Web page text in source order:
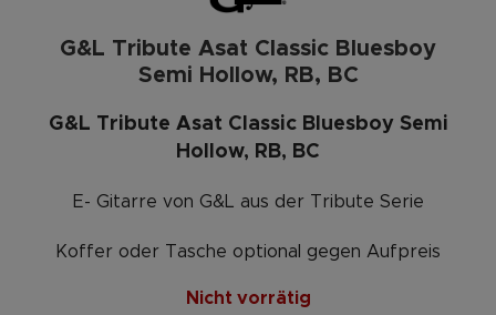
G&L Tribute Asat Classic Bluesboy
Semi Hollow, RB, BC
G&L Tribute Asat Classic Bluesboy Semi
Hollow, RB, BC
E- Gitarre von G&L aus der Tribute Serie
Koffer oder Tasche optional gegen Aufpreis
Nicht vorrätig